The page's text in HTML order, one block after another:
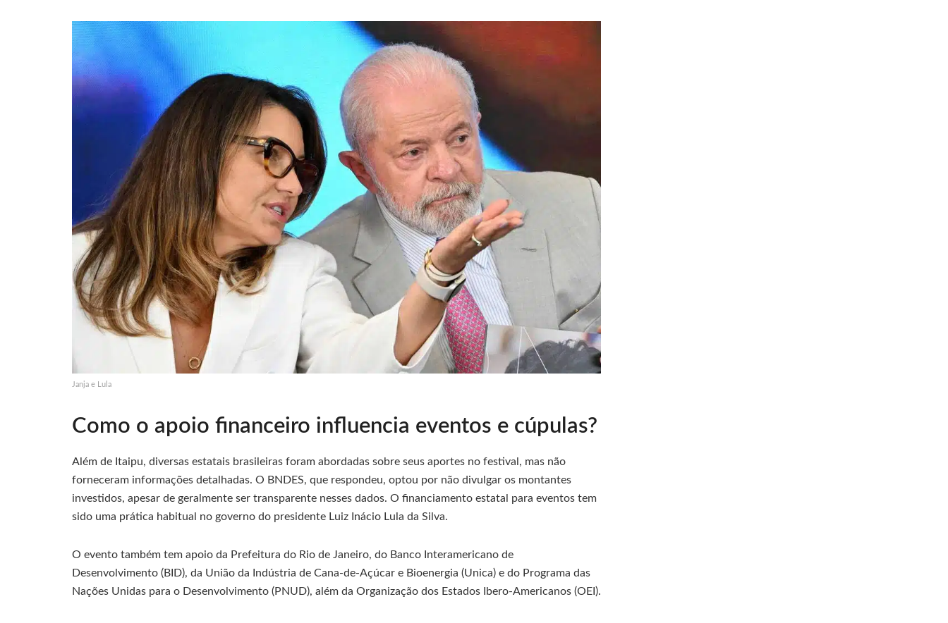
Janja e Lula
Como o apoio financeiro influencia eventos e cúpulas?
Além de Itaipu, diversas estatais brasileiras foram abordadas sobre seus aportes no festival, mas não
forneceram informações detalhadas. O BNDES, que respondeu, optou por não divulgar os montantes
investidos, apesar de geralmente ser transparente nesses dados. O financiamento estatal para eventos tem
sido uma prática habitual no governo do presidente Luiz Inácio Lula da Silva.
O evento também tem apoio da Prefeitura do Rio de Janeiro, do Banco Interamericano de
Desenvolvimento (BID), da União da Indústria de Cana-de-Açúcar e Bioenergia (Unica) e do Programa das
Nações Unidas para o Desenvolvimento (PNUD), além da Organização dos Estados Ibero-Americanos (OEI).